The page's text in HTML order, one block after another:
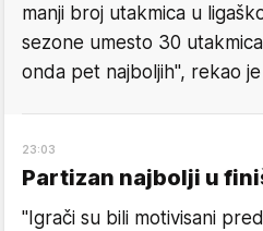
manji broj utakmica u
sezone umesto 30
onda pet najboljih", rekao
23:03
Partizan najbolji u
"Igrači su bili motivisani